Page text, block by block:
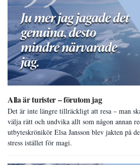
Alla är turister – förutom jag
Det är inte längre tillräckligt att resa – man
välja rätt och undvika allt som någon annan
utbyteskrönikör Elsa Jansson blev jakten på
stress istället för magi.